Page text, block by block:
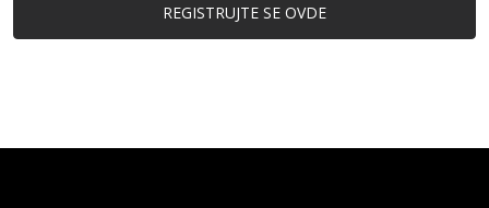
REGISTRUJTE SE OVDE